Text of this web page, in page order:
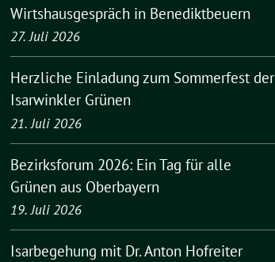
Wirtshausgespräch in Benediktbeuern
27. Juli 2026
Herzliche Einladung zum Sommerfest der
Isarwinkler Grünen
21. Juli 2026
Bezirksforum 2026: Ein Tag für alle
Grünen aus Oberbayern
19. Juli 2026
Isarbegehung mit Dr. Anton Hofreiter